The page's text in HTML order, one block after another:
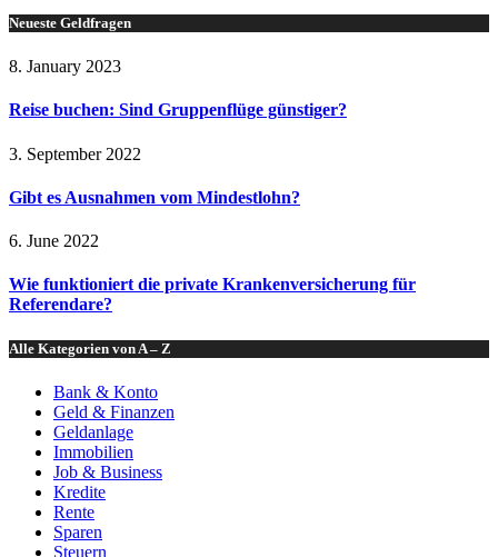
Neueste Geldfragen
8. January 2023
Reise buchen: Sind Gruppenflüge günstiger?
3. September 2022
Gibt es Ausnahmen vom Mindestlohn?
6. June 2022
Wie funktioniert die private Krankenversicherung für
Referendare?
Alle Kategorien von A – Z
Bank & Konto
Geld & Finanzen
Geldanlage
Immobilien
Job & Business
Kredite
Rente
Sparen
Steuern